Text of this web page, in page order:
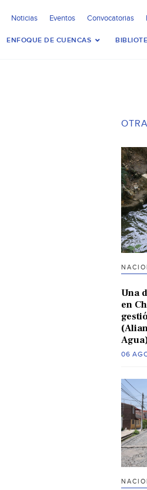
Noticias Eventos Convocatorias
ENFOQUE DE CUENCAS
Una
en
06